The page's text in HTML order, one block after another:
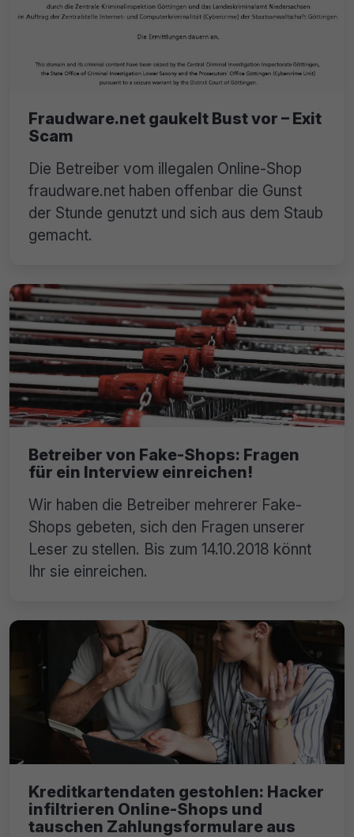
Fraudware.net gaukelt Bust vor – Exit
Scam
Die Betreiber vom illegalen Online-Shop
fraudware.net haben offenbar die Gunst
der Stunde genutzt und sich aus dem Staub
gemacht.
Betreiber von Fake-Shops: Fragen
für ein Interview einreichen!
Wir haben die Betreiber mehrerer Fake-
Shops gebeten, sich den Fragen unserer
Leser zu stellen. Bis zum 14.10.2018 könnt
Ihr sie einreichen.
Kreditkartendaten gestohlen: Hacker
infiltrieren Online-Shops und
tauschen Zahlungsformulare aus